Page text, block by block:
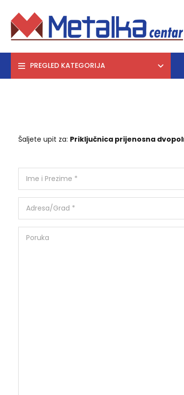
PREGLED KATEGORIJA
Šaljete upit za: Priključnica prijenosna